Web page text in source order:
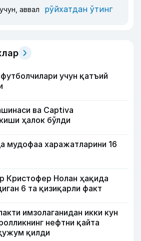
аввал рўйхатдан ўтинг
учун қатъий
ва Captiva
ҳалок бўлди
мудофаа харажатларини 16
Кристофер Нолан ҳақида
6 та қизиқарли факт
имзолаганидан икки кун
нефтни қайта
қилди